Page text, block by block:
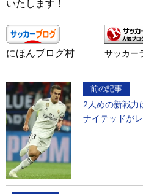
いたします！
にほんブログ村 サッカー
前の記事
2人めの新戦
ナイテッドが